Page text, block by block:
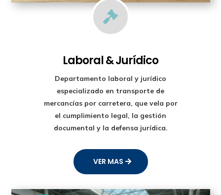

Laboral & Jurídico
Departamento laboral y jurídico
especializado en transporte de
mercancías por carretera, que vela por
el cumplimiento legal, la gestión
documental y la defensa jurídica.
VER MAS